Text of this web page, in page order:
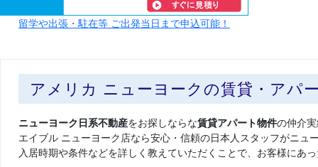
留学や出張・駐在等 ご出発当日まで申込可能！
アメリカ ニューヨークの賃貸・アパ
ニューヨーク日系不動産をお探しならな賃貸アパート物件の仲介
エイブル ニューヨーク店なら安心・信頼の日本人スタッフがニュ
入居時期や条件などを詳しく教えていただくことで、お客様にあ